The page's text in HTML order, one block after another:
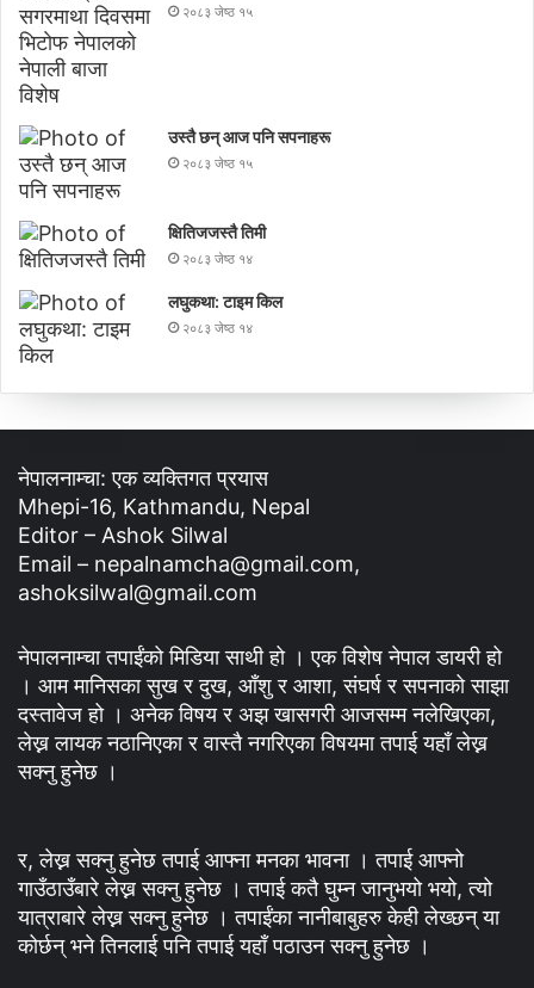
२०८३ जेष्ठ १५
उस्तै छन् आज पनि सपनाहरू
२०८३ जेष्ठ १५
क्षितिजजस्तै तिमी
२०८३ जेष्ठ १४
लघुकथा: टाइम किल
२०८३ जेष्ठ १४
नेपालनाम्चा: एक व्यक्तिगत प्रयास
Mhepi-16, Kathmandu, Nepal
Editor – Ashok Silwal
Email – nepalnamcha@gmail.com,
ashoksilwal@gmail.com
नेपालनाम्चा तपाईंको मिडिया साथी हो । एक विशेष नेपाल डायरी हो
। आम मानिसका सुख र दुख, आँशु र आशा, संघर्ष र सपनाको साझा
दस्तावेज हो । अनेक विषय र अझ खासगरी आजसम्म नलेखिएका,
लेख्न लायक नठानिएका र वास्तै नगरिएका विषयमा तपाई यहाँ लेख्न
सक्नु हुनेछ ।
र, लेख्न सक्नु हुनेछ तपाई आफ्ना मनका भावना । तपाई आफ्नो
गाउँठाउँबारे लेख्न सक्नु हुनेछ । तपाई कतै घुम्न जानुभयो भयो, त्यो
यात्राबारे लेख्न सक्नु हुनेछ । तपाईंका नानीबाबुहरु केही लेख्छन् या
कोर्छन् भने तिनलाई पनि तपाई यहाँ पठाउन सक्नु हुनेछ ।